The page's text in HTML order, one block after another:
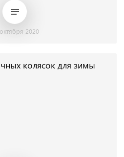
2020
колясок для зимы